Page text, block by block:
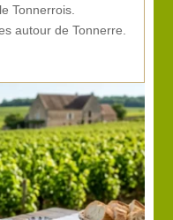
Tonnerrois.
autour de Tonnerre.